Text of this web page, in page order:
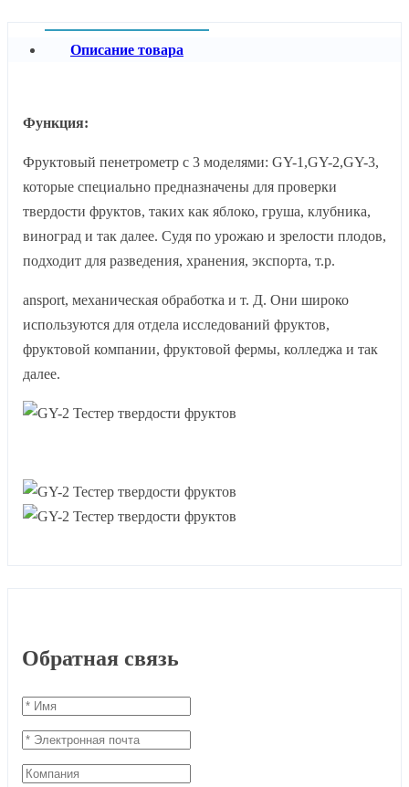
Описание товара
Функция:
Фруктовый пенетрометр с 3 моделями: GY-1,GY-2,GY-3,
которые специально предназначены для проверки
твердости фруктов, таких как яблоко, груша, клубника,
виноград и так далее. Судя по урожаю и зрелости плодов,
подходит для разведения, хранения, экспорта, т.р.
ansport, механическая обработка и т. Д. Они широко
используются для отдела исследований фруктов,
фруктовой компании, фруктовой фермы, колледжа и так
далее.
Обратная связь